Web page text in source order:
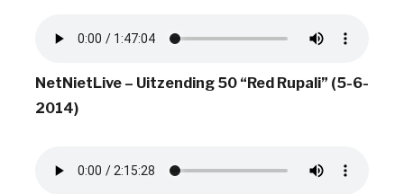
NetNietLive – Uitzending 50 “Red Rupali” (5-6-
2014)